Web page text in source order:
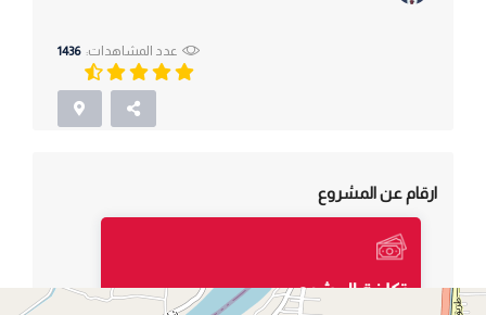
عدد المشاهدات: 1436
ارقام عن المشروع
تكلفة المشروع